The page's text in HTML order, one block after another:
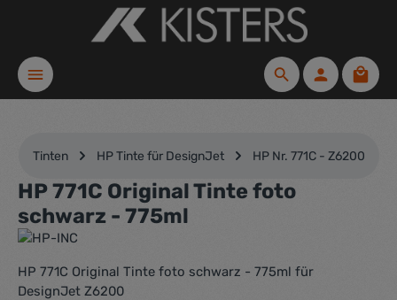
Zum Hauptinhalt springen
Tinten HP Tinte für DesignJet HP Nr. 771C - Z6200
HP 771C Original Tinte foto
schwarz - 775ml
HP 771C Original Tinte foto schwarz - 775ml für
DesignJet Z6200